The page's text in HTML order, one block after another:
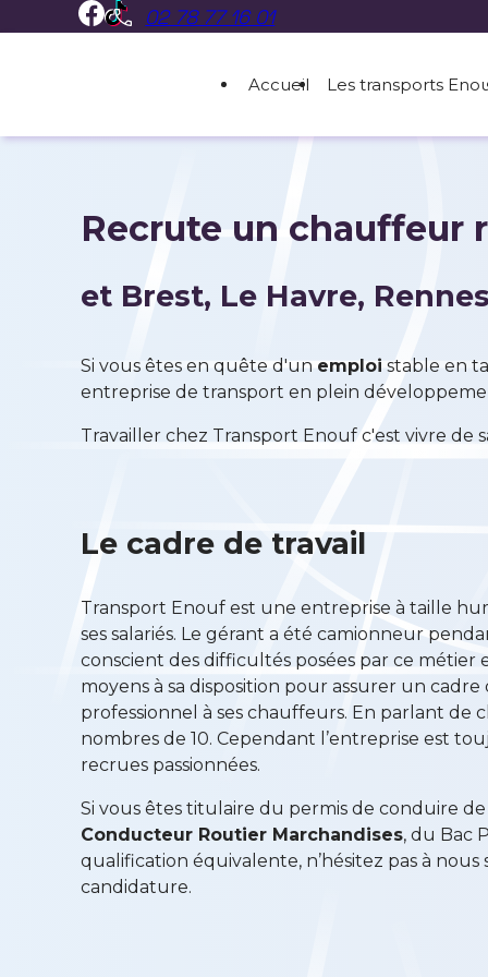
02 78 77 16 01
Accueil Les transports
Recrute un chauffeur
et Brest, Le Havre,
Si vous êtes en quête d'unemploi stable en
entreprise de transport en plein
Travailler chez Transport Enouf c'est vivre de
Le cadre de travail
Transport Enouf est une entreprise à taille
ses salariés. Le gérant a été camionneur
conscient des difficultés posées par ce
moyens à sa disposition pour assurer un
professionnel à ses chauffeurs. En parlant de
nombres de 10. Cependant l’entreprise est
recrues passionnées.
Si vous êtes titulaire du permis de conduire de
Conducteur Routier Marchandises, du Bac
qualification équivalente, n’hésitez pas à
candidature.
Panneau de gestion des cookies